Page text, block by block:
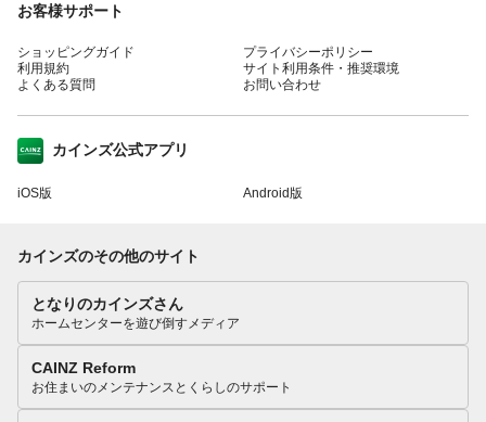
お客様サポート
ショッピングガイド
利用規約
よくある質問
プライバシーポリシー
サイト利用条件・推奨環境
お問い合わせ
カインズ公式アプリ
iOS版 Android版
カインズのその他のサイト
となりのカインズさん
ホームセンターを遊び倒すメディア
CAINZ Reform
お住まいのメンテナンスとくらしのサポート